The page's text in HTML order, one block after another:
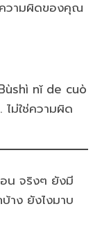
วามผิดของคุณ
nǐ de cuò
ม่ใช่ความผิด
อน จริงๆ ยังมี
าง ยังไงมาบ